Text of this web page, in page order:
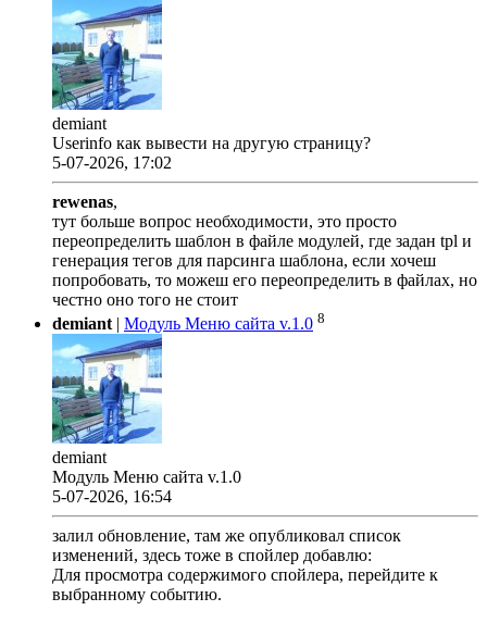
demiant
Userinfo как вывести на другую страницу?
5-07-2026, 17:02
rewenas,
тут больше вопрос необходимости, это просто
переопределить шаблон в файле модулей, где задан tpl и
генерация тегов для парсинга шаблона, если хочеш
попробовать, то можеш его переопределить в файлах, но
честно оно того не стоит
demiant | Модуль Меню сайта v.1.0 8
demiant
Модуль Меню сайта v.1.0
5-07-2026, 16:54
залил обновление, там же опубликовал список
изменений, здесь тоже в спойлер добавлю:
Для просмотра содержимого спойлера, перейдите к
выбранному событию.